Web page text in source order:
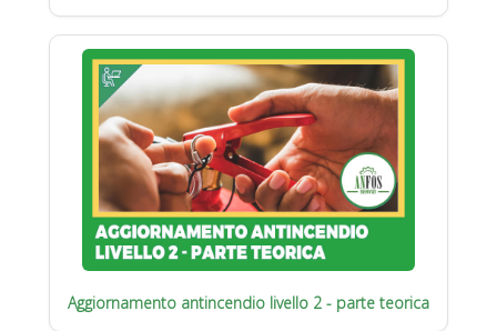
Aggiornamento antincendio livello 2 - parte teorica